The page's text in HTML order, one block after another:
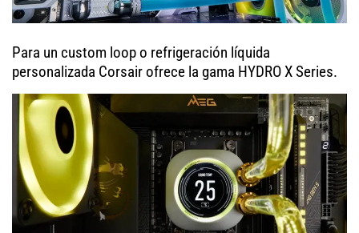
Para un custom loop o refrigeración líquida
personalizada Corsair ofrece la gama HYDRO X Series.